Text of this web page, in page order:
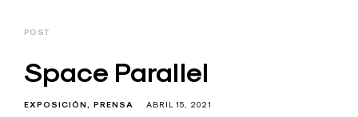
POST
Space Parallel
EXPOSICIÓN PRENSA ABRIL 15, 2021